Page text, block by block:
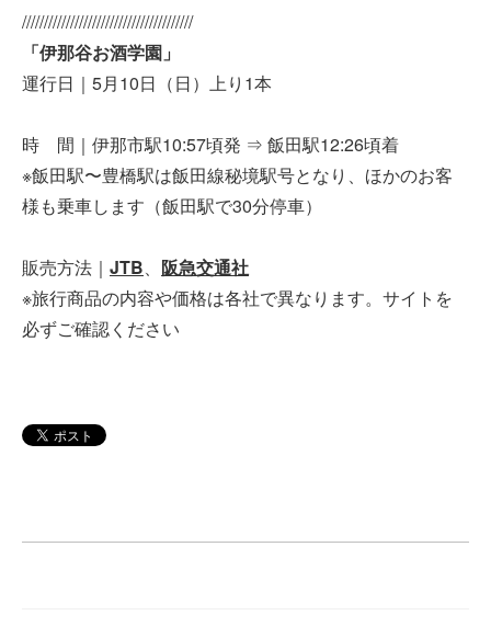
///////////////////////////////////////
「伊那谷お酒学園」
運行日｜5月10日（日）上り1本
時 間｜伊那市駅10:57頃発 ⇒ 飯田駅12:26頃着
※飯田駅〜豊橋駅は飯田線秘境駅号となり、ほかのお客
様も乗車します（飯田駅で30分停車）
販売方法｜ JTB、 阪急交通社
※旅行商品の内容や価格は各社で異なります。サイトを
必ずご確認ください